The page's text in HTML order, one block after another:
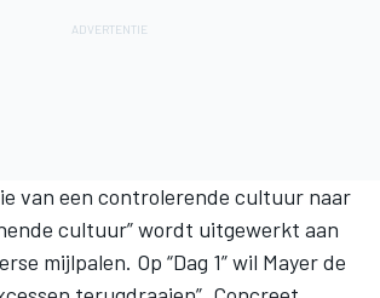
van een controlerende cultuur naar
cultuur” wordt uitgewerkt aan
mijlpalen. Op “Dag 1” wil Mayer de